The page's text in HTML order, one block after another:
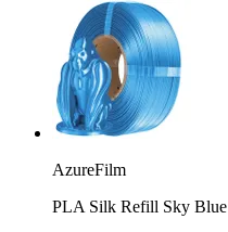
AzureFilm
PLA Silk Refill Sky Blue